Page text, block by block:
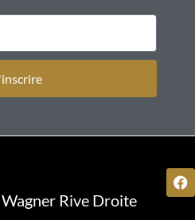
Rive Droite